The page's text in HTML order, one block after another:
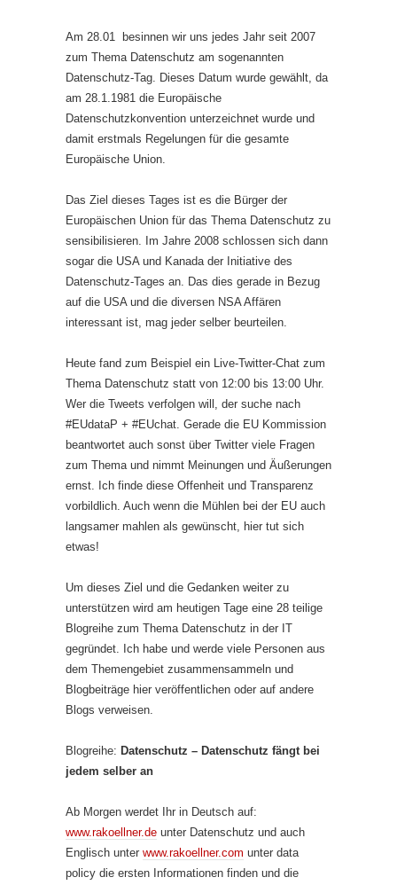
Am 28.01 besinnen wir uns jedes Jahr seit 2007
zum Thema Datenschutz am sogenannten
Datenschutz-Tag. Dieses Datum wurde gewählt, da
am 28.1.1981 die Europäische
Datenschutzkonvention unterzeichnet wurde und
damit erstmals Regelungen für die gesamte
Europäische Union.
Das Ziel dieses Tages ist es die Bürger der
Europäischen Union für das Thema Datenschutz zu
sensibilisieren. Im Jahre 2008 schlossen sich dann
sogar die USA und Kanada der Initiative des
Datenschutz-Tages an. Das dies gerade in Bezug
auf die USA und die diversen NSA Affären
interessant ist, mag jeder selber beurteilen.
Heute fand zum Beispiel ein Live-Twitter-Chat zum
Thema Datenschutz statt von 12:00 bis 13:00 Uhr.
Wer die Tweets verfolgen will, der suche nach
#EUdataP + #EUchat. Gerade die EU Kommission
beantwortet auch sonst über Twitter viele Fragen
zum Thema und nimmt Meinungen und Äußerungen
ernst. Ich finde diese Offenheit und Transparenz
vorbildlich. Auch wenn die Mühlen bei der EU auch
langsamer mahlen als gewünscht, hier tut sich
etwas!
Um dieses Ziel und die Gedanken weiter zu
unterstützen wird am heutigen Tage eine 28 teilige
Blogreihe zum Thema Datenschutz in der IT
gegründet. Ich habe und werde viele Personen aus
dem Themengebiet zusammensammeln und
Blogbeiträge hier veröffentlichen oder auf andere
Blogs verweisen.
Blogreihe: Datenschutz – Datenschutz fängt bei
jedem selber an
Ab Morgen werdet Ihr in Deutsch auf:
www.rakoellner.de unter Datenschutz und auch
Englisch unter www.rakoellner.com unter data
policy die ersten Informationen finden und die